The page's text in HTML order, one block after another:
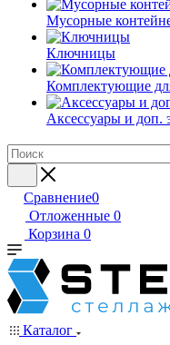
Мусорные
Ключницы
Комплектующие
Аксессуары и доп.
Сравнение0
Отложенные 0
Корзина 0
Каталог